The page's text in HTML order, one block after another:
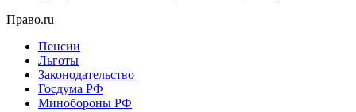
Право.ru
Пенсии
Льготы
Законодательство
Госдума РФ
Минобороны РФ